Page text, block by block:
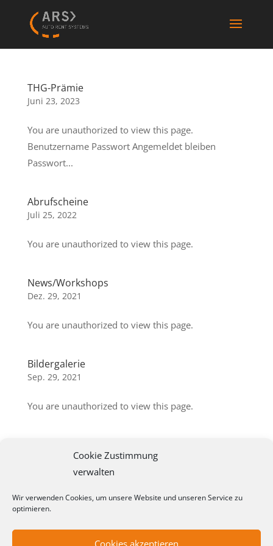
Cookie Zustimmung
verwalten
Wir verwenden Cookies, um unsere Website und unseren Service zu
optimieren.
Cookies akzeptieren
THG-Prämie
Juni 23, 2023
You are unauthorized to view this page.
Benutzername Passwort Angemeldet bleiben
Passwort...
Abrufscheine
Juli 25, 2022
You are unauthorized to view this page.
News/Workshops
Dez. 29, 2021
You are unauthorized to view this page.
Bildergalerie
Sep. 29, 2021
You are unauthorized to view this page.
Sep. 29, 2021
« Ältere Einträge